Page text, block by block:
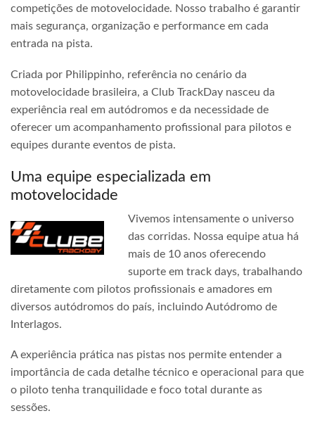
competições de motovelocidade. Nosso trabalho é garantir
mais segurança, organização e performance em cada
entrada na pista.
Criada por Philippinho, referência no cenário da
motovelocidade brasileira, a Club TrackDay nasceu da
experiência real em autódromos e da necessidade de
oferecer um acompanhamento profissional para pilotos e
equipes durante eventos de pista.
Uma equipe especializada em
motovelocidade
Vivemos intensamente o universo
das corridas. Nossa equipe atua há
mais de 10 anos oferecendo
suporte em track days, trabalhando
diretamente com pilotos profissionais e amadores em
diversos autódromos do país, incluindo Autódromo de
Interlagos.
A experiência prática nas pistas nos permite entender a
importância de cada detalhe técnico e operacional para que
o piloto tenha tranquilidade e foco total durante as
sessões.